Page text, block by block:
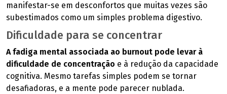
manifestar-se em desconfortos que muitas vezes são
subestimados como um simples problema digestivo.
Dificuldade para se concentrar
A fadiga mental associada ao burnout pode levar à
dificuldade de concentração e à redução da capacidade
cognitiva. Mesmo tarefas simples podem se tornar
desafiadoras, e a mente pode parecer nublada.